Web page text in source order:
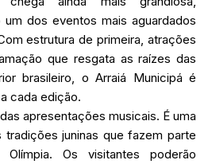
dos eventos mais aguardados
estrutura de primeira, atrações
que resgata as raízes das
brasileiro, o Arraiá Municipá é
cada edição.
apresentações musicais. É uma
tradições juninas que fazem parte
Os visitantes poderão